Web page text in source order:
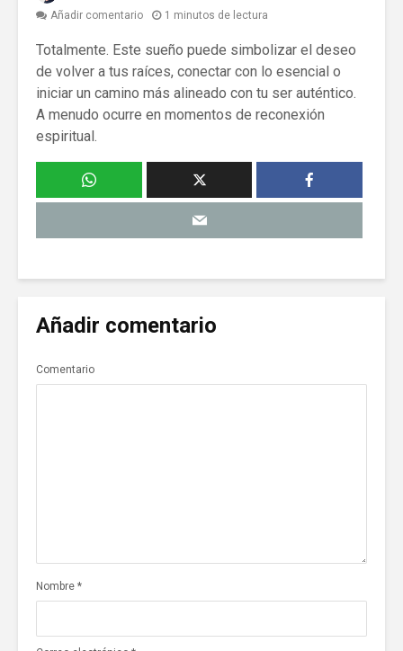
Añadir comentario
1 minutos de lectura
Totalmente. Este sueño puede simbolizar el deseo
de volver a tus raíces, conectar con lo esencial o
iniciar un camino más alineado con tu ser auténtico.
A menudo ocurre en momentos de reconexión
espiritual.
Añadir comentario
Comentario
Nombre *